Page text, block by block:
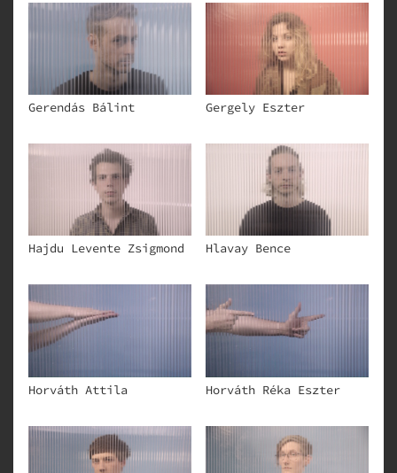
Gerendás Bálint Gergely Eszter
Hajdu Levente Zsigmond Hlavay Bence
Horváth Attila Horváth Réka Eszter